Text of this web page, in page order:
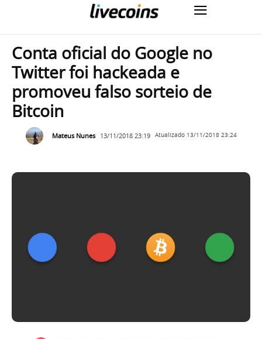
Conta oficial do Google no
Twitter foi hackeada e
promoveu falso sorteio de
Bitcoin
Mateus Nunes 13/11/2018 23:19 Atualizado 13/11/2018 23:24